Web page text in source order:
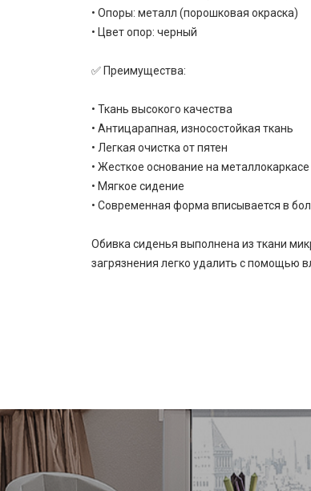
• Опоры: металл (порошковая окраска)
• Цвет опор: черный
✅ Преимущества:
• Ткань высокого качества
• Антицарапная, износостойкая ткань
• Легкая очистка от пятен
• Жесткое основание на металлокаркасе
• Мягкое сидение
• Современная форма вписывается в
Обивка сиденья выполнена из ткани
загрязнения легко удалить с помощью